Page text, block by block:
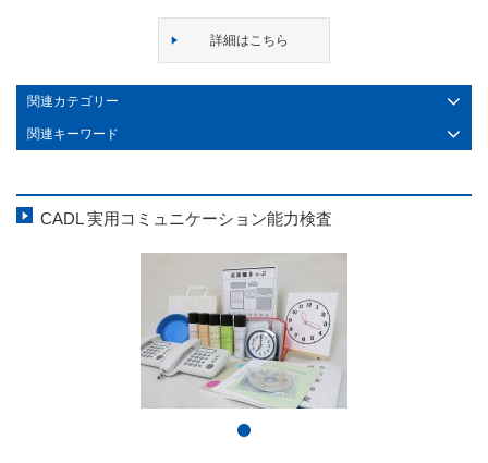
詳細はこちら
関連カテゴリー
関連キーワード
CADL 実用コミュニケーション能力検査